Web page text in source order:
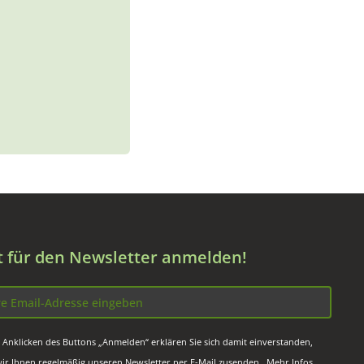
für den Newsletter anmelden!
Anklicken des Buttons „Anmelden“ erklären Sie sich damit einverstanden,